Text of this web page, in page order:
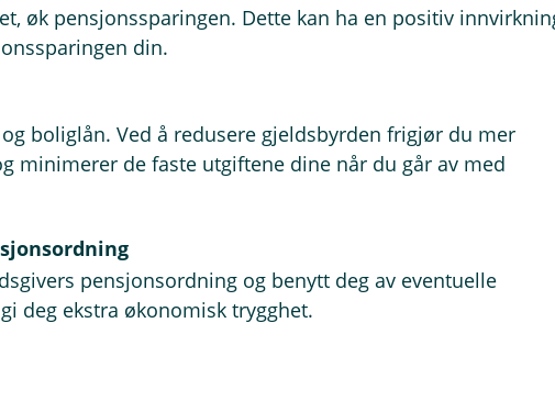
øk pensjonssparingen. Dette kan ha en positiv
din.
boliglån. Ved å redusere gjeldsbyrden frigjør du mer
minimerer de faste utgiftene dine når du går av med
pensjonsordning og benytt deg av eventuelle
deg ekstra økonomisk trygghet.
mindre risiko bør man ta med sparingen. Juster ned risikoen